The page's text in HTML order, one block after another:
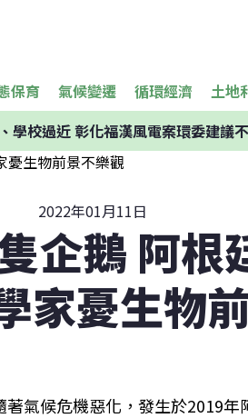
保育 氣候變遷 循環經濟 土地
學校過近 彰化福漢風電案環委建議
2022年01月11日
企鵝 阿根
家憂生物
著氣候危機惡化，發生於2019